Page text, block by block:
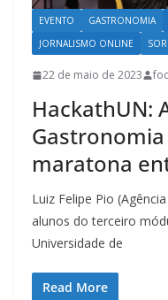
EVENTO GASTRONOMIA
JORNALISMO ONLINE
22 de maio de 2023
HackathUN:
maratona
Luiz Felipe Pio
alunos do terceiro
Universidade de
Read More